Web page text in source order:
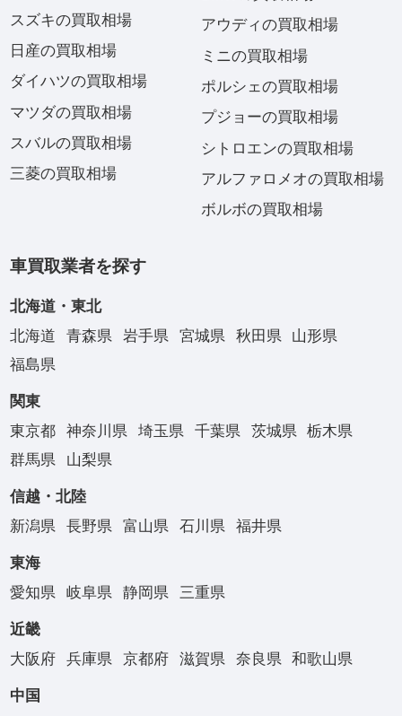
スズキの買取相場
日産の買取相場
ダイハツの買取相場
マツダの買取相場
スバルの買取相場
三菱の買取相場
アウディの買取相場
ミニの買取相場
ポルシェの買取相場
プジョーの買取相場
シトロエンの買取相場
アルファロメオの買取相場
ボルボの買取相場
車買取業者を探す
北海道・東北
北海道
青森県 岩手県 宮城県 秋田県
山形県
福島県
関東
東京都
神奈川県 埼玉県 千葉県 茨城県
栃木県
群馬県
山梨県
信越・北陸
新潟県
長野県 富山県 石川県 福井県
東海
愛知県
岐阜県 静岡県 三重県
近畿
大阪府
兵庫県 京都府 滋賀県 奈良県 和歌山県
中国